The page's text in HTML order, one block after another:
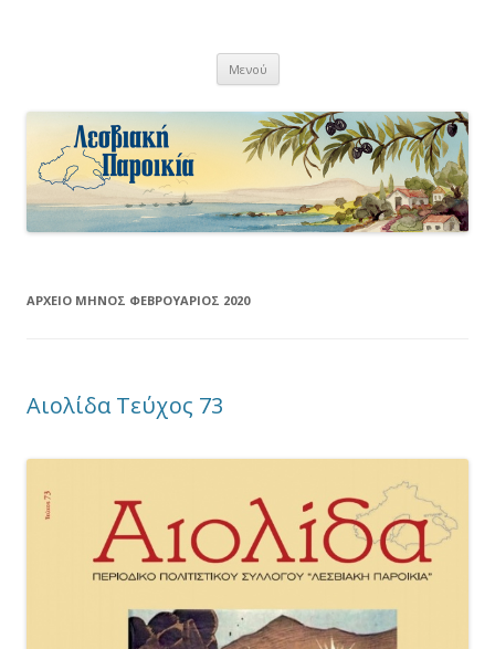
Μενού Μετάβαση
περιεχόμενο
ΑΡΧΕΊΟ ΜΗΝΌΣ ΦΕΒΡΟΥΆΡΙΟΣ 2020
Αιολίδα Τεύχος 73